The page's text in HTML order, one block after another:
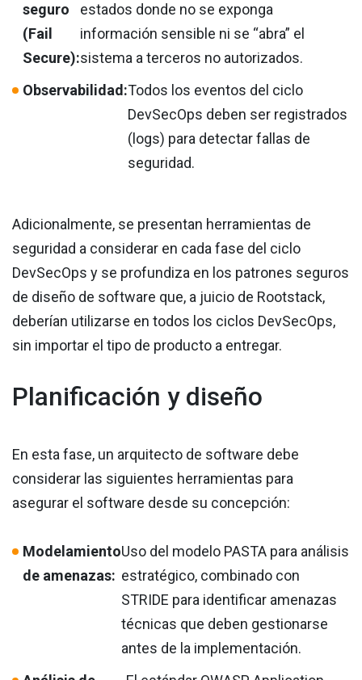
seguro
(Fail
Secure):
estados donde no se exponga
información sensible ni se “abra” el
sistema a terceros no autorizados.
Observabilidad:Todos los eventos del ciclo
DevSecOps deben ser registrados
(logs) para detectar fallas de
seguridad.
Adicionalmente, se presentan herramientas de
seguridad a considerar en cada fase del ciclo
DevSecOps y se profundiza en los patrones seguros
de diseño de software que, a juicio de Rootstack,
deberían utilizarse en todos los ciclos DevSecOps,
sin importar el tipo de producto a entregar.
Planificación y diseño
En esta fase, un arquitecto de software debe
considerar las siguientes herramientas para
asegurar el software desde su concepción:
Modelamiento
de amenazas:
Uso del modelo PASTA para análisis
estratégico, combinado con
STRIDE para identificar amenazas
técnicas que deben gestionarse
antes de la implementación.